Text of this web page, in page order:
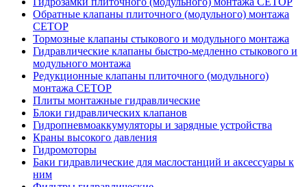
Обратные клапаны плиточного (модульного) монтажа
CETOP
Тормозные клапаны стыкового и модульного монтажа
Гидравлические клапаны быстро-медленно стыкового и
модульного монтажа
Редукционные клапаны плиточного (модульного)
монтажа CETOP
Плиты монтажные гидравлические
Блоки гидравлических клапанов
Гидропневмоаккумуляторы и зарядные устройства
Краны высокого давления
Гидромоторы
Баки гидравлические для маслостанций и аксессуары к
ним